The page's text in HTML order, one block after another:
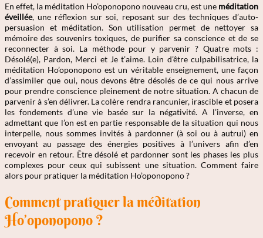
En effet, la méditation Ho’oponopono nouveau cru, est une méditation
éveillée, une réflexion sur soi, reposant sur des techniques d’auto-
persuasion et méditation. Son utilisation permet de nettoyer sa
mémoire des souvenirs toxiques, de purifier sa conscience et de se
reconnecter à soi. La méthode pour y parvenir ? Quatre mots :
Désolé(e), Pardon, Merci et Je t’aime. Loin d’être culpabilisatrice, la
méditation Ho’oponopono est un véritable enseignement, une façon
d’assimiler que oui, nous devons être désolés de ce qui nous arrive
pour prendre conscience pleinement de notre situation. A chacun de
parvenir à s’en délivrer. La colère rendra rancunier, irascible et posera
les fondements d’une vie basée sur la négativité. A l’inverse, en
admettant que l’on est en partie responsable de la situation qui nous
interpelle, nous sommes invités à pardonner (à soi ou à autrui) en
envoyant au passage des énergies positives à l’univers afin d’en
recevoir en retour. Être désolé et pardonner sont les phases les plus
complexes pour ceux qui subissent une situation. Comment faire
alors pour pratiquer la méditation Ho’oponopono ?
Comment pratiquer la méditation
Ho’oponopono ?